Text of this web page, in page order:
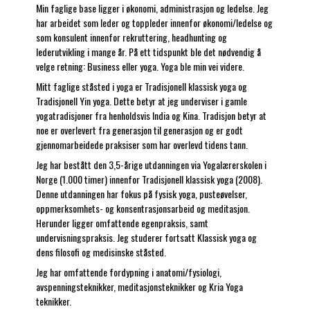
Min faglige base ligger i økonomi, administrasjon og ledelse. Jeg
har arbeidet som leder og toppleder innenfor økonomi/ledelse og
som konsulent innenfor rekruttering, headhunting og
lederutvikling i mange år. På ett tidspunkt ble det nødvendig å
velge retning: Business eller yoga. Yoga ble min vei videre.
Mitt faglige ståsted i yoga er Tradisjonell klassisk yoga og
Tradisjonell Yin yoga. Dette betyr at jeg underviser i gamle
yogatradisjoner fra henholdsvis India og Kina. Tradisjon betyr at
noe er overlevert fra generasjon til generasjon og er godt
gjennomarbeidede praksiser som har overlevd tidens tann.
Jeg har bestått den 3,5-årige utdanningen via Yogalærerskolen i
Norge (1.000 timer) innenfor Tradisjonell klassisk yoga (2008).
Denne utdanningen har fokus på fysisk yoga, pusteøvelser,
oppmerksomhets- og konsentrasjonsarbeid og meditasjon.
Herunder ligger omfattende egenpraksis, samt
undervisningspraksis. Jeg studerer fortsatt Klassisk yoga og
dens filosofi og medisinske ståsted.
Jeg har omfattende fordypning i anatomi/fysiologi,
avspenningsteknikker, meditasjonsteknikker og Kria Yoga
teknikker.